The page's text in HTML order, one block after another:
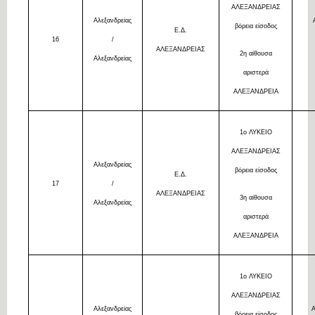
16
Αλεξανδρείας
/
Αλεξανδρείας
Ε.Δ.
ΑΛΕΞΑΝΔΡΕΙΑΣ
ΑΛΕΞΑΝΔΡΕΙΑΣ
βόρεια είσοδος
2η αίθουσα
αριστερά
ΑΛΕΞΑΝΔΡΕΙΑ
17
Αλεξανδρείας
/
Αλεξανδρείας
Ε.Δ.
ΑΛΕΞΑΝΔΡΕΙΑΣ
1ο ΛΥΚΕΙΟ
ΑΛΕΞΑΝΔΡΕΙΑΣ
βόρεια είσοδος
3η αίθουσα
αριστερά
ΑΛΕΞΑΝΔΡΕΙΑ
Αλεξανδρείας
1ο ΛΥΚΕΙΟ
ΑΛΕΞΑΝΔΡΕΙΑΣ